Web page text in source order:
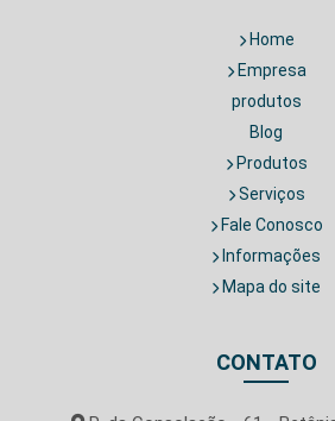
Home
Empresa
produtos
Blog
Produtos
Serviços
Fale Conosco
Informações
Mapa do site
CONTATO